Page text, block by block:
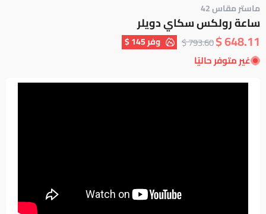
ماستر مقاس 42
ساعة رولكس سكاي دويلر
648.11 $
793.60 $ وفر145 $
غير متوفر حاليًا